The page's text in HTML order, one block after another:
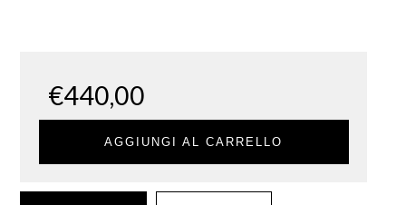
€440,00
AGGIUNGI AL CARRELLO